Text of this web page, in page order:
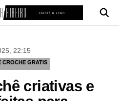
22:15
CROCHE GRATIS
criativas e